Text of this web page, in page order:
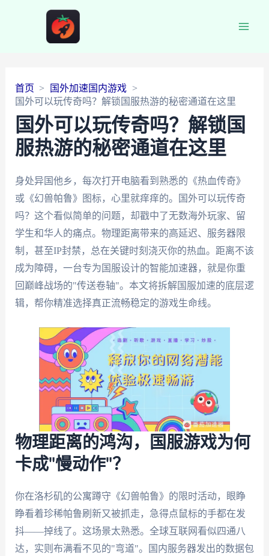
首页
国外加速国内游戏
国外可以玩传奇吗？解锁国服热游的秘密通道在这里
国外可以玩传奇吗？解锁国
服热游的秘密通道在这里
身处异国他乡，每次打开电脑看到熟悉的《热血传奇》
或《幻兽帕鲁》图标，心里就痒痒的。国外可以玩传奇
吗？这个看似简单的问题，却戳中了无数海外玩家、留
学生和华人的痛点。物理距离带来的高延迟、服务器限
制，甚至IP封禁，总在关键时刻浇灭你的热血。距离不该
成为障碍，一台专为国服设计的智能加速器，就是你重
回巅峰战场的"传送卷轴"。本文将拆解国服加速的底层逻
辑，帮你精准选择真正流畅稳定的游戏生命线。
物理距离的鸿沟，国服游戏为何
卡成"慢动作"？
你在洛杉矶的公寓蹲守《幻兽帕鲁》的限时活动，眼睁
睁看着珍稀帕鲁刷新又被抓走，急得点鼠标的手都在发
抖——掉线了。这场景太熟悉。全球互联网看似四通八
达，实则布满看不见的"弯道"。国内服务器发出的数据包